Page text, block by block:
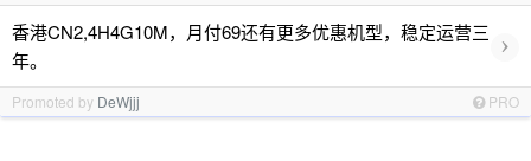
香港CN2,4H4G10M，月付69还有更多优惠机型，稳定运营三
年。
›
Promoted by DeWjjj PRO